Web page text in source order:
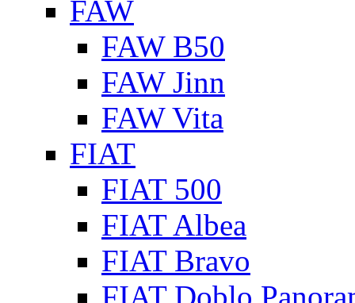
FAW
FAW B50
FAW Jinn
FAW Vita
FIAT
FIAT 500
FIAT Albea
FIAT Bravo